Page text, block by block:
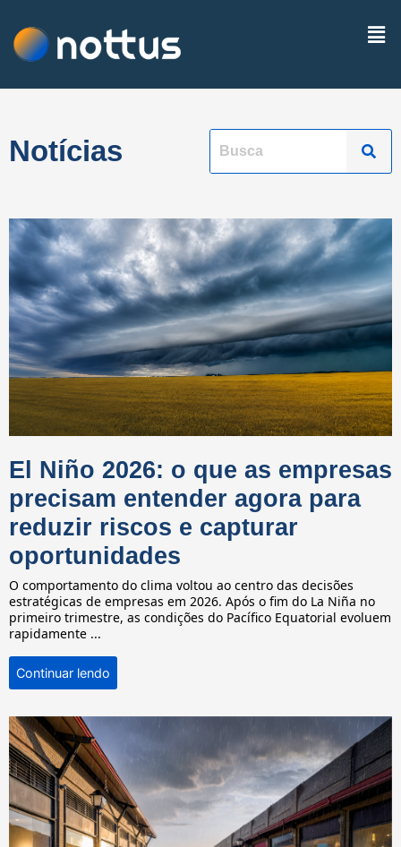
Notícias
El Niño 2026: o que as empresas
precisam entender agora para
reduzir riscos e capturar
oportunidades
O comportamento do clima voltou ao centro das decisões
estratégicas de empresas em 2026. Após o fim do La Niña no
primeiro trimestre, as condições do Pacífico Equatorial evoluem
rapidamente ...
Continuar lendo